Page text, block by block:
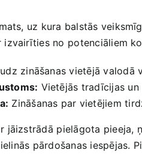
uz kura balstās
izvairīties no ⁣potenciāliem
zināšanas vietējā
Vietējās tradīcijas
Zināšanas par vietējiem
jāizstrādā ⁢pielāgota‌
pārdošanas iespējas.